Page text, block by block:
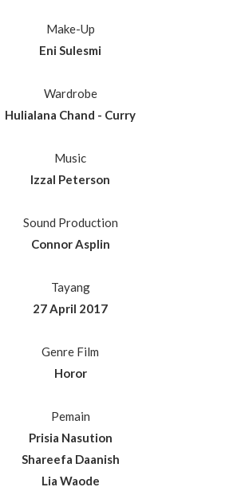
Make-Up
Eni Sulesmi
Wardrobe
Hulialana Chand - Curry
Music
Izzal Peterson
Sound Production
Connor Asplin
Tayang
27 April 2017
Genre Film
Horor
Pemain
Prisia Nasution
Shareefa Daanish
Lia Waode